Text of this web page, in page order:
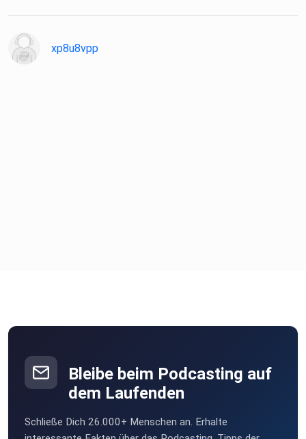
xp8u8vpp
Bleibe beim Podcasting auf
dem Laufenden
Schließe Dich 26.000+ Menschen an. Erhalte